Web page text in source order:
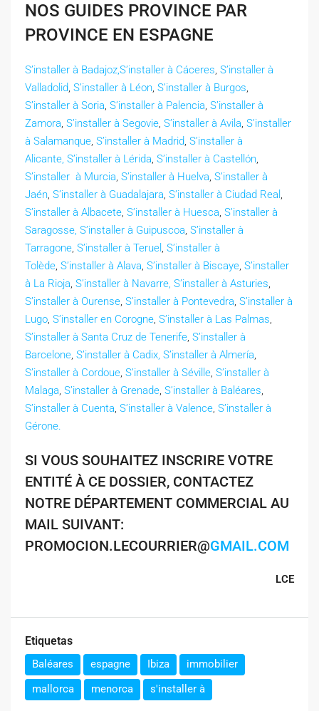
NOS GUIDES PROVINCE PAR
PROVINCE EN ESPAGNE
S’installer à Badajoz,S’installer à Cáceres, S’installer à
Valladolid, S’installer à Léon, S’installer à Burgos,
S’installer à Soria, S’installer à Palencia, S’installer à
Zamora, S’installer à Segovie, S’installer à Avila, S’installer
à Salamanque, S’installer à Madrid, S’installer à
Alicante, S’installer à Lérida, S’installer à Castellón,
S’installer à Murcia, S’installer à Huelva, S’installer à
Jaén, S’installer à Guadalajara, S’installer à Ciudad Real ,
S’installer à Albacete, S’installer à Huesca, S’installer à
Saragosse, S’installer à Guipuscoa, S’installer à
Tarragone, S’installer à Teruel , S’installer à
Tolède, S’installer à Alava, S’installer à Biscaye, S’installer
à La Rioja, S’installer à Navarre, S’installer à Asturies,
S’installer à Ourense, S’installer à Pontevedra, S’installer à
Lugo, S’installer en Corogne, S’installer à Las Palmas,
S’installer à Santa Cruz de Tenerife, S’installer à
Barcelone, S’installer à Cadix, S’installer à Almería,
S’installer à Cordoue, S’installer à Séville, S’installer à
Malaga, S’installer à Grenade, S’installer à Baléares,
S’installer à Cuenta, S’installer à Valence, S’installer à
Gérone.
SI VOUS SOUHAITEZ INSCRIRE VOTRE
ENTITÉ À CE DOSSIER, CONTACTEZ
NOTRE DÉPARTEMENT COMMERCIAL AU
MAIL SUIVANT:
PROMOCION.LECOURRIER@GMAIL.COM
LCE
Etiquetas
Baléares espagne Ibiza
immobilier
mallorca
menorca s'installer à